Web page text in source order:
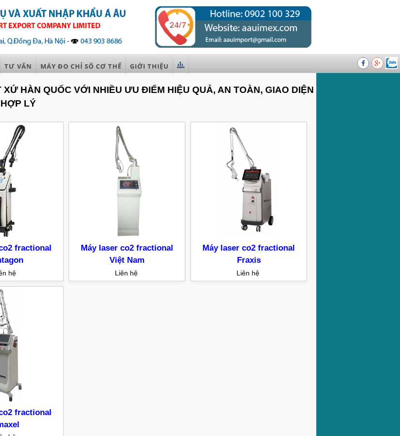
TƯ VẤN MÁY ĐO CHỈ SỐ CƠ THỂ GIỚI THIỆU
HÀN QUỐC VỚI NHIỀU ƯU ĐIỂM HIỆU QUẢ, AN TOÀN, GIAO DIỆN
LÝ
fractional
hệ
Máy laser co2 fractional
Việt Nam
Liên hệ
Máy laser co2 fractional
Fraxis
Liên hệ
fractional